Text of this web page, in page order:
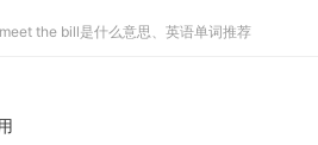
the bill是什么意思、英语单词推荐